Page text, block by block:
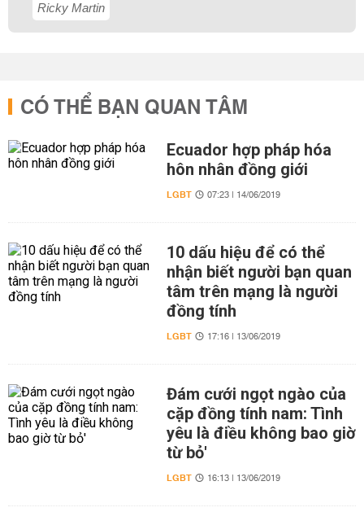
Ricky Martin
CÓ THỂ BẠN QUAN TÂM
Ecuador hợp pháp hóa
hôn nhân đồng giới
LGBT 07:23 | 14/06/2019
10 dấu hiệu để có thể
nhận biết người bạn quan
tâm trên mạng là người
đồng tính
LGBT 17:16 | 13/06/2019
Đám cưới ngọt ngào của
cặp đồng tính nam: Tình
yêu là điều không bao giờ
từ bỏ'
LGBT 16:13 | 13/06/2019